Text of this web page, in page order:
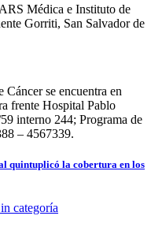
Médica e Instituto de
Gorriti, San Salvador de
se encuentra en
frente Hospital Pablo
interno 244; Programa de
– 4567339.
quintuplicó la cobertura en los
categoría